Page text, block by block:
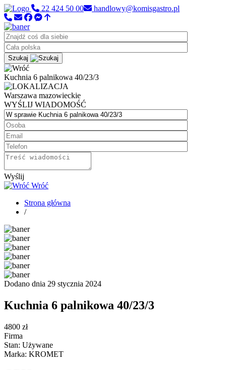
22 424 50 00 handlowy@komisgastro.pl
Szukaj
Kuchnia 6 palnikowa 40/23/3
Warszawa mazowieckie
WYŚLIJ WIADOMOŚĆ
Wyślij
Wróć
Strona główna
/
Dodano dnia 29 stycznia 2024
Kuchnia 6 palnikowa 40/23/3
4800 zł
Firma
Stan: Używane
Marka: KROMET